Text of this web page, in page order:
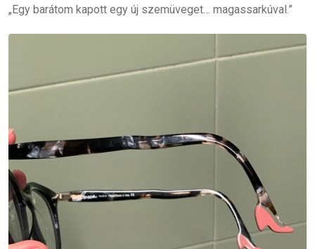
„Egy barátom kapott egy új szemüveget… magassarkúval.”